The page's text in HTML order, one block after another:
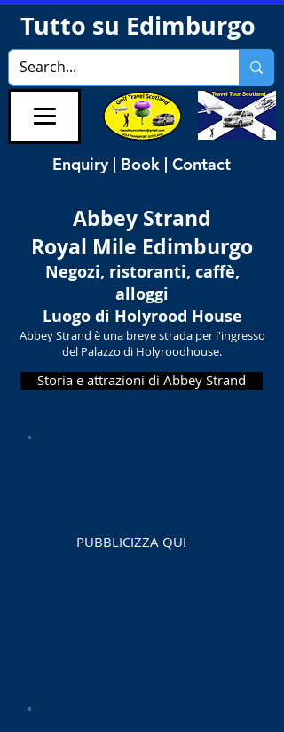
Tutto su Edimburgo
Enquiry | Book | Contact
Abbey Strand
Royal Mile Edimburgo
Negozi, ristoranti, caffè,
alloggi
Luogo di Holyrood House
Abbey Strand è una breve strada per l'ingresso
del Palazzo di Holyroodhouse.
Storia e attrazioni di Abbey Strand
PUBBLICIZZA QUI